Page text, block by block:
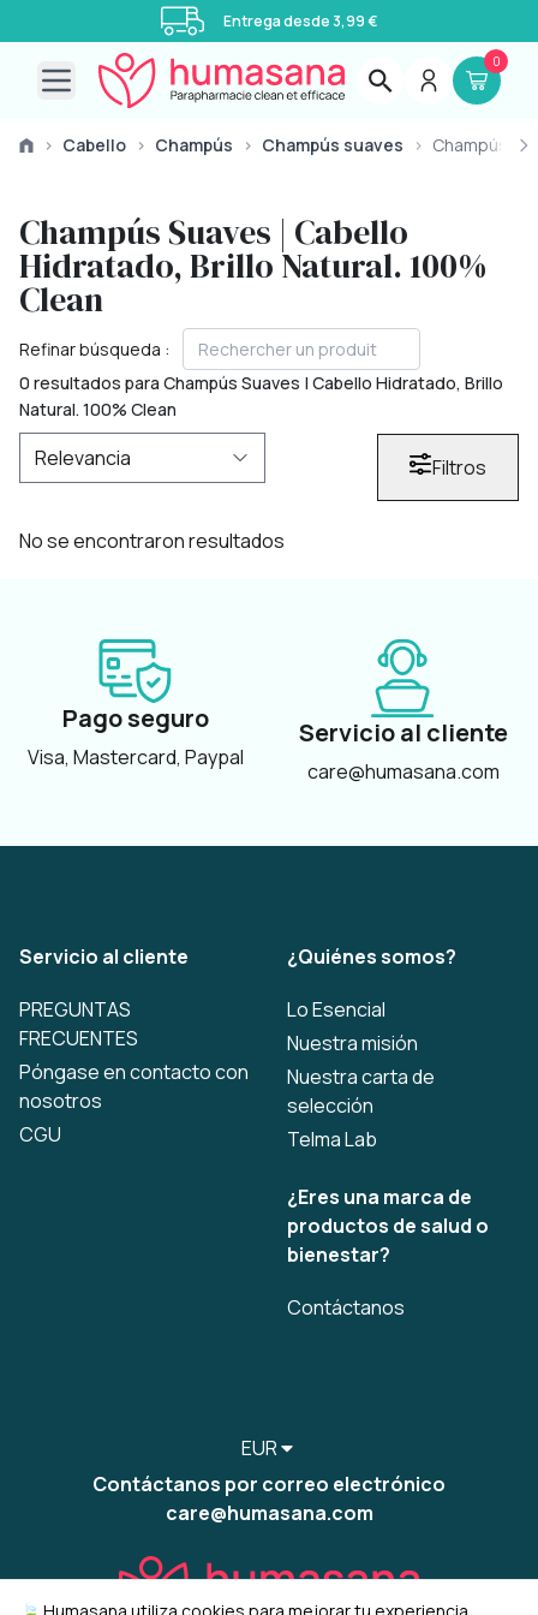
Entrega desde 3,99 €
Open main menu
0
› Cabello › Champús › Champús suaves › Champús
Champús Suaves | Cabello
Hidratado, Brillo Natural. 100%
Clean
Refinar búsqueda :
0 resultados para Champús Suaves | Cabello Hidratado, Brillo
Natural. 100% Clean
Filtros
No se encontraron resultados
Pago seguro
Visa, Mastercard, Paypal
Servicio al cliente
care@humasana.com
Servicio al cliente
PREGUNTAS
FRECUENTES
Póngase en contacto con
nosotros
CGU
¿Quiénes somos?
Lo Esencial
Nuestra misión
Nuestra carta de
selección
Telma Lab
¿Eres una marca de
productos de salud o
bienestar?
Contáctanos
EUR
Contáctanos por correo electrónico
care@humasana.com